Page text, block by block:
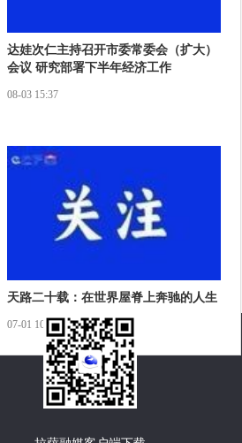
达娃次仁主持召开市委常委会（扩大）
会议 研究部署下半年经济工作
08-03 15:37
天路二十载：在世界屋脊上奔驰的人生
07-01 10:00